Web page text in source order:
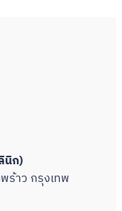
นิก)
ร้าว กรุงเทพ